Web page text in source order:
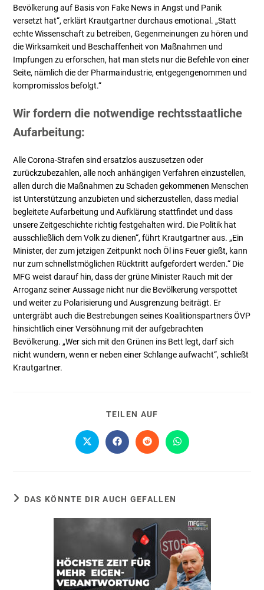
Bevölkerung auf Basis von Fake News in Angst und Panik
versetzt hat“, erklärt Krautgartner durchaus emotional. „Statt
echte Wissenschaft zu betreiben, Gegenmeinungen zu hören und
die Wirksamkeit und Beschaffenheit von Maßnahmen und
Impfungen zu erforschen, hat man stets nur die Befehle von einer
Seite, nämlich die der Pharmaindustrie, entgegengenommen und
kompromisslos befolgt.“
Wir fordern die notwendige rechtsstaatliche
Aufarbeitung:
Alle Corona-Strafen sind ersatzlos auszusetzen oder
zurückzubezahlen, alle noch anhängigen Verfahren einzustellen,
allen durch die Maßnahmen zu Schaden gekommenen Menschen
ist Unterstützung anzubieten und sicherzustellen, dass medial
begleitete Aufarbeitung und Aufklärung stattfindet und dass
unsere Zeitgeschichte richtig festgehalten wird. Die Politik hat
ausschließlich dem Volk zu dienen“, führt Krautgartner aus. „Ein
Minister, der zum jetzigen Zeitpunkt noch Öl ins Feuer gießt, kann
nur zum schnellstmöglichen Rücktritt aufgefordert werden.“ Die
MFG weist darauf hin, dass der grüne Minister Rauch mit der
Arroganz seiner Aussage nicht nur die Bevölkerung verspottet
und weiter zu Polarisierung und Ausgrenzung beiträgt. Er
untergräbt auch die Bestrebungen seines Koalitionspartners ÖVP
hinsichtlich einer Versöhnung mit der aufgebrachten
Bevölkerung. „Wer sich mit den Grünen ins Bett legt, darf sich
nicht wundern, wenn er neben einer Schlange aufwacht“, schließt
Krautgartner.
TEILEN AUF
DAS KÖNNTE DIR AUCH GEFALLEN